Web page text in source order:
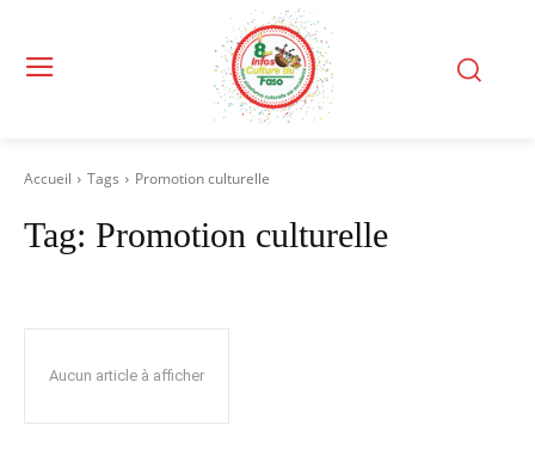
Accueil Tags Promotion culturelle
Tag: Promotion culturelle
Aucun article à afficher